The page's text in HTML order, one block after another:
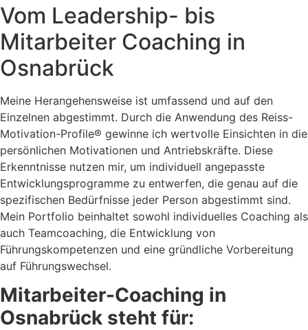
Vom Leadership- bis
Mitarbeiter Coaching in
Osnabrück
Meine Herangehensweise ist umfassend und auf den
Einzelnen abgestimmt. Durch die Anwendung des Reiss-
Motivation-Profile® gewinne ich wertvolle Einsichten in die
persönlichen Motivationen und Antriebskräfte. Diese
Erkenntnisse nutzen mir, um individuell angepasste
Entwicklungsprogramme zu entwerfen, die genau auf die
spezifischen Bedürfnisse jeder Person abgestimmt sind.
Mein Portfolio beinhaltet sowohl individuelles Coaching als
auch Teamcoaching, die Entwicklung von
Führungskompetenzen und eine gründliche Vorbereitung
auf Führungswechsel.
Mitarbeiter-Coaching in
Osnabrück steht für: